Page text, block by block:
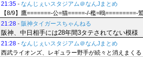
21:35 - なんじぇいスタジアム＠なんJまとめ
【8/9】鷹=======-公=猫=====-/-檻=鴎=========-
21:28 - 阪神タイガースちゃんねる
阪神、中日相手には28年間3タテされてない模様
21:28 - なんじぇいスタジアム＠なんJまとめ
西武ライオンズ、レギュラー野手が続々と消えまくる